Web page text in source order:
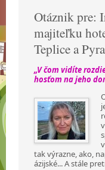
Otáznik pre:
majiteľku
Teplice a
„V čom vidíte
hosťom na jeho
tak výrazne, ako,
ázijské... A stále